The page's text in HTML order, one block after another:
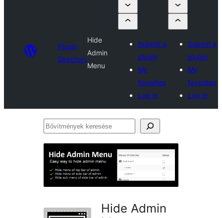
Plugin
Directory
Hide
Admin
Menu
Submit a
plugin
My
favorites
Log in
Submit a
plugin
My
favorites
Log in
Bővítmények
Hide Admin